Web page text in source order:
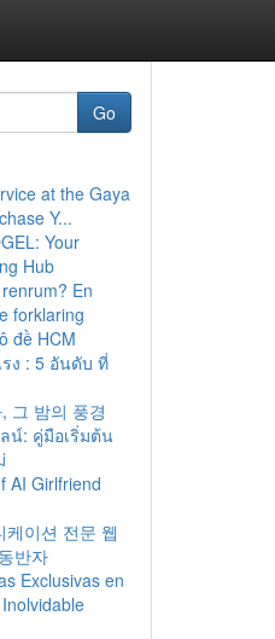
Go
at the Gaya
Y...
Your
Hub
En
forklaring
đề HCM
ง : 5 อันดับ ที่
그 밤의 풍경
น์: คู่มือเริ่มต้น
AI Girlfriend
케이션 전문 웹
반자
Exclusivas en